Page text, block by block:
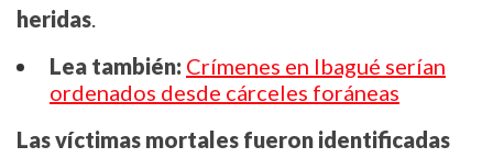
heridas.
Lea también: Crímenes en Ibagué serían
ordenados desde cárceles foráneas
Las víctimas mortales fueron identificadas